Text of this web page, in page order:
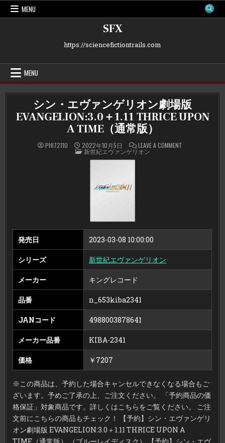
Skip
MENU
SFX
https://sciencefictiontrails.com
MENU
シン・エヴァンゲリオン劇場版
EVANGELION:3.0＋1.11 THRICE UPON
A TIME（通常版）
PHI72110 2022年10月5日 LEAVE A COMMENT
EVANGELION:3.0
常
POSTED
IN
新世紀エヴァンゲリオン
発売日 2023-03-08 10:00:00
シリーズ 新世紀エヴァンゲリオン
メーカー キングレコード
品番 n_653kiba2341
JANコード 4988003878641
メーカー品番 KIBA-2341
価格 ￥7207
※この商品は、予約した場合キャンセルできなくなる場合もご
ざいます。予めご了承の上、ご注文ください。 「予約商品の価
格保証」対象商品です。詳しくはこちらをご覧ください。 ご注
文前にこちらの商品もチェック！ 【予約】シン・エヴァンゲリ
オン劇場版 EVANGELION:3.0＋1.11 THRICE UPON A